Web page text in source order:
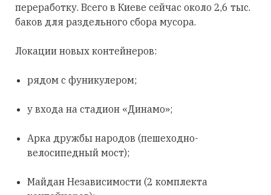
переработку. Всего в Киеве сейчас около 2,6 тыс.
баков для раздельного сбора мусора.
Локации новых контейнеров:
рядом с фуникулером;
у входа на стадион «Динамо»;
Арка дружбы народов (пешеходно-
велосипедный мост);
Майдан Независимости (2 комплекта